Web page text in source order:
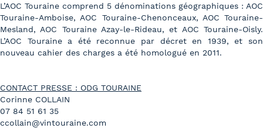
L’AOC Touraine comprend 5 dénominations géographiques : AOC
Touraine-Amboise, AOC Touraine-Chenonceaux, AOC Touraine-
Mesland, AOC Touraine Azay-le-Rideau, et AOC Touraine-Oisly.
L’AOC Touraine a été reconnue par décret en 1939, et son
nouveau cahier des charges a été homologué en 2011.
CONTACT PRESSE : ODG TOURAINE
Corinne COLLAIN
07 84 51 61 35
ccollain@vintouraine.com